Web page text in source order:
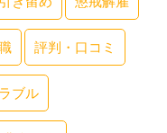
評判・口コミ
ブル